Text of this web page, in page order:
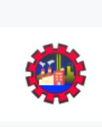
content